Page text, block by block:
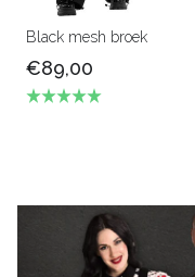
Black mesh broek
€89,00